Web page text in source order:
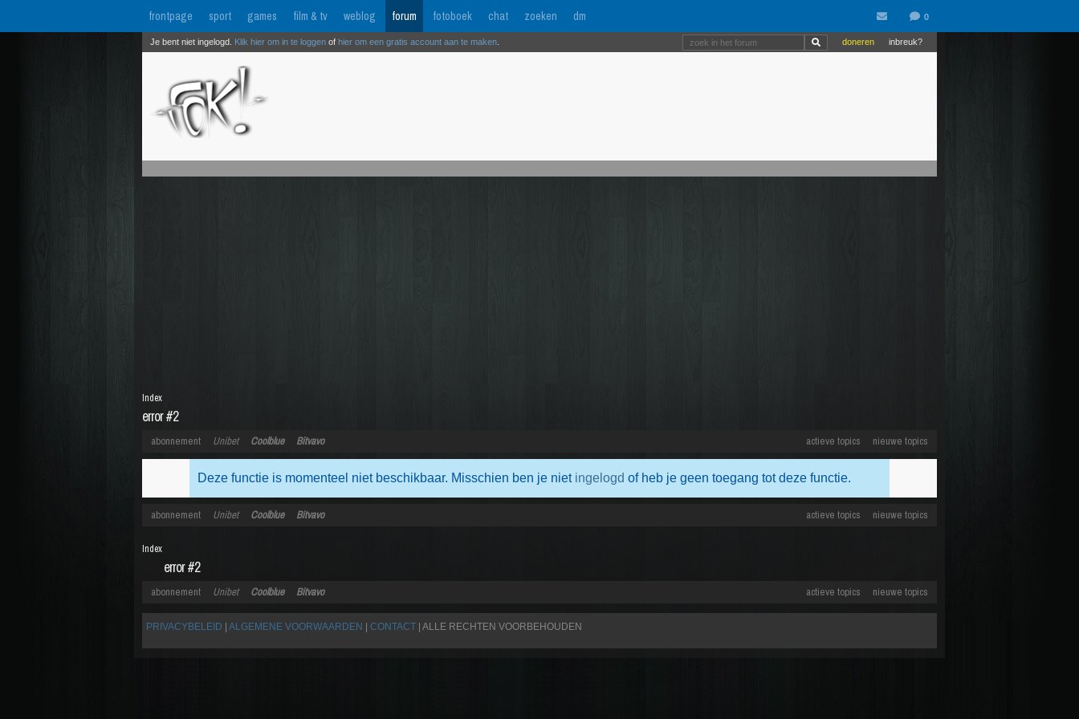
frontpage sport games film & tv weblog forum fotoboek chat zoeken dm
inbreuk?
doneren
Je bent niet ingelogd. Klik hier om in te loggen of hier om een gratis account aan te maken
error #2
Index
actieve topics nieuwe topics
abonnement Unibet Coolblue Bitvavo
Deze functie is momenteel niet beschikbaar. Misschien ben je niet ingelogd of heb je geen toegang tot deze functie.
actieve topics nieuwe topics
abonnement Unibet Coolblue Bitvavo
error #2
Index
actieve topics nieuwe topics
abonnement Unibet Coolblue Bitvavo
PRIVACYBELEID ALGEMENE VOORWAARDEN CONTACT | ALLE RECHTEN VOORBEHOUDEN